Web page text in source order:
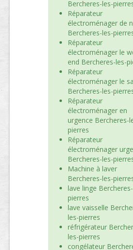
Bercheres-les-
Réparateur
électroménager de
Bercheres-les-
Réparateur
électroménager le
end Bercheres-les-
Réparateur
électroménager le
Bercheres-les-
Réparateur
électroménager en
urgence Bercheres-
pierres
Réparateur
électroménager
Bercheres-les-
Machine à laver
Bercheres-les-
lave linge
pierres
lave vaisselle
les-pierres
réfrigérateur
les-pierres
congélateur